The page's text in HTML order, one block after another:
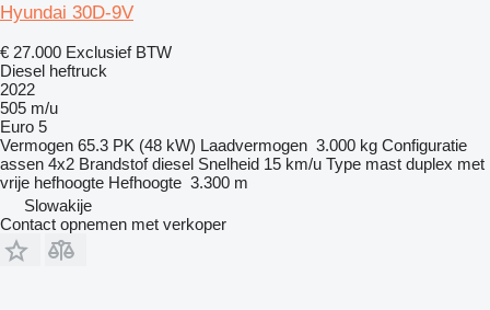
Hyundai 30D-9V
€ 27.000 Exclusief BTW
Diesel heftruck
2022
505 m/u
Euro 5
Vermogen 65.3 PK (48 kW) Laadvermogen 3.000 kg Configuratie
assen 4x2 Brandstof diesel Snelheid 15 km/u Type mast duplex met
vrije hefhoogte Hefhoogte 3.300 m
Slowakije
Contact opnemen met verkoper